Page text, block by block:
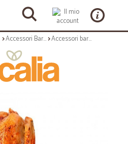
Accessori Barbecue Accessori barbecue: Wok cuocipollo per barbecue